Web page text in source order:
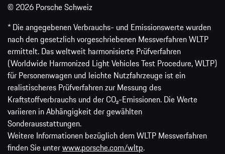
© 2026 Porsche Schweiz
* Die angegebenen Verbrauchs- und Emissionswerte wurden
nach den gesetzlich vorgeschriebenen Messverfahren WLTP
ermittelt. Das weltweit harmonisierte Prüfverfahren
(Worldwide Harmonized Light Vehicles Test Procedure, WLTP)
für Personenwagen und leichte Nutzfahrzeuge ist ein
realistischeres Prüfverfahren zur Messung des
Kraftstoffverbrauchs und der CO₂-Emissionen. Die Werte
variieren in Abhängigkeit der gewählten
Sonderausstattungen.
Weitere Informationen bezüglich dem WLTP Messverfahren
finden Sie unterwww.porsche.com/wltp.